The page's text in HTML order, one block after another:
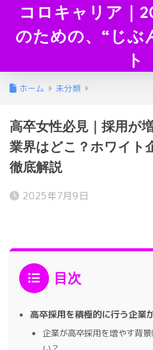
コロキャリア｜
のための、“じぶ
ト
ホーム 未分類
高卒女性必見｜採用が
業界はどこ？ホワイト
徹底解説
2025年7月9日
目次
高卒採用を積極的に行う企業
企業が高卒採用を増やす背